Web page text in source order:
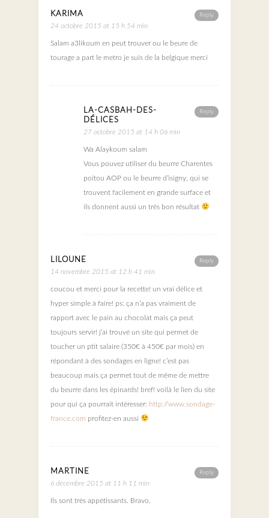
Reply
KARIMA
24 octobre 2015 at 15 h 54 min
Salam a3likoum en peut trouver ou le beure de
tourage a part le metro je suis de la belgique merci
Reply
LA-CASBAH-DES-
DÉLICES
27 octobre 2015 at 14 h 06 min
Wa Alaykoum salam
Vous pouvez utiliser du beurre Charentes
poitou AOP ou le beurre d’isigny, qui se
trouvent facilement en grande surface et
ils donnent aussi un très bon résultat
Reply
LILOUNE
14 novembre 2015 at 12 h 41 min
coucou et merci pour la recette! un vrai délice et
hyper simple à faire! ps: ça n’a pas vraiment de
rapport avec le pain au chocolat mais ça peut
toujours servir! j’ai trouvé un site qui permet de
toucher un ptit salaire (350€ à 450€ par mois) en
répondant à des sondages en ligne! c’est pas
beaucoup mais ça permet tout de même de mettre
du beurre dans les épinards! bref! voilà le lien du site
pour qui ça pourrait intéresser: http://www.sondage-
france.com profitez-en aussi
Reply
MARTINE
6 décembre 2015 at 11 h 11 min
Ils sont très appétissants. Bravo.